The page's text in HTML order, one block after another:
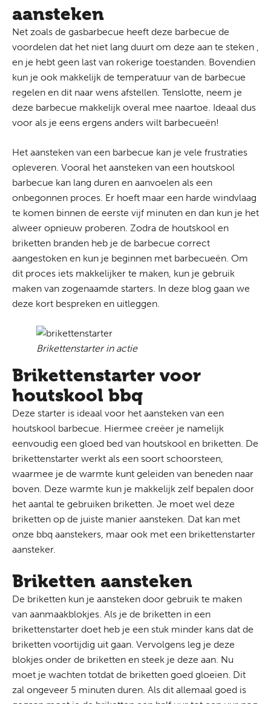
aansteken
Net zoals de gasbarbecue heeft deze barbecue de
voordelen dat het niet lang duurt om deze aan te steken ,
en je hebt geen last van rokerige toestanden. Bovendien
kun je ook makkelijk de temperatuur van de barbecue
regelen en dit naar wens afstellen. Tenslotte, neem je
deze barbecue makkelijk overal mee naartoe. Ideaal dus
voor als je eens ergens anders wilt barbecueën!
Het aansteken van een barbecue kan je vele frustraties
opleveren. Vooral het aansteken van een houtskool
barbecue kan lang duren en aanvoelen als een
onbegonnen proces. Er hoeft maar een harde windvlaag
te komen binnen de eerste vijf minuten en dan kun je het
alweer opnieuw proberen. Zodra de houtskool en
briketten branden heb je de barbecue correct
aangestoken en kun je beginnen met barbecueën. Om
dit proces iets makkelijker te maken, kun je gebruik
maken van zogenaamde starters. In deze blog gaan we
deze kort bespreken en uitleggen.
Brikettenstarter in actie
Brikettenstarter voor
houtskool bbq
Deze starter is ideaal voor het aansteken van een
houtskool barbecue. Hiermee creëer je namelijk
eenvoudig een gloed bed van houtskool en briketten. De
brikettenstarter werkt als een soort schoorsteen,
waarmee je de warmte kunt geleiden van beneden naar
boven. Deze warmte kun je makkelijk zelf bepalen door
het aantal te gebruiken briketten. Je moet wel deze
briketten op de juiste manier aansteken. Dat kan met
onze bbq aanstekers, maar ook met een brikettenstarter
aansteker.
Briketten aansteken
De briketten kun je aansteken door gebruik te maken
van aanmaakblokjes. Als je de briketten in een
brikettenstarter doet heb je een stuk minder kans dat de
briketten voortijdig uit gaan. Vervolgens leg je deze
blokjes onder de briketten en steek je deze aan. Nu
moet je wachten totdat de briketten goed gloeien. Dit
zal ongeveer 5 minuten duren. Als dit allemaal goed is